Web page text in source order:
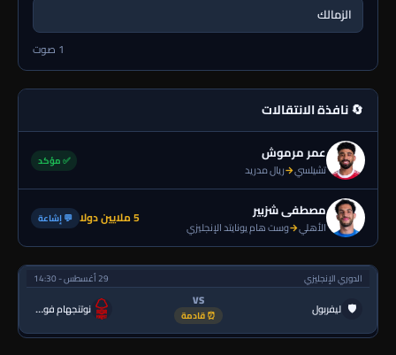
الزمالك
1 صوت
🔄 نافذة الانتقالات
عمر مرموش
تشيلسي→ريال مدريد
✅ مؤكد
مصطفى شزبير
الأهلي→وست هام يونايتد الإنجليزي 5 ملايين دولا 💬 إشاعة
الدوري الإنجليزي 29 أغسطس - 14:30
🛡 ليفربول VS
⏰ قادمة نوتنجهام فورست